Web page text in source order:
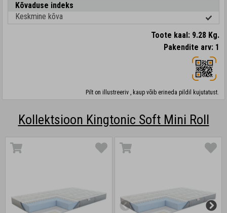
Kõvaduse indeks
Keskmine kõva
Toote kaal: 9.28 Kg.
Pakendite arv: 1
Pilt on illustreeriv , kaup võib erineda pildil kujutatust.
Kollektsioon Kingtonic Soft Mini Roll